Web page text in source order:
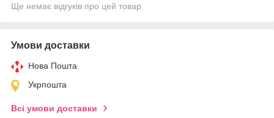
Ще немає відгуків про цей товар
Умови доставки
Нова Пошта
Укрпошта
Всі умови доставки